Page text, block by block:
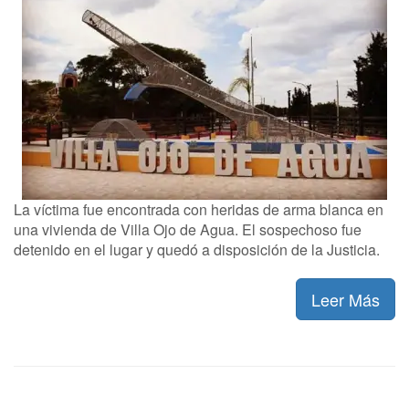
La víctima fue encontrada con heridas de arma blanca en
una vivienda de Villa Ojo de Agua. El sospechoso fue
detenido en el lugar y quedó a disposición de la Justicia.
Leer Más